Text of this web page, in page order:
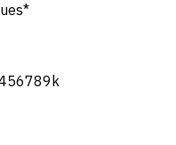
*
56789 k